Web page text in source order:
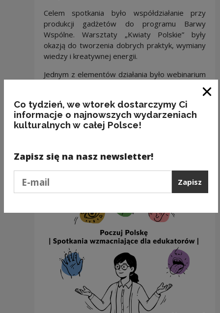
Celem spotkania było współdziałanie przy
produkcji gadżetów do programu Barwy
Wspólne. Warsztaty „Kwiaty Polskie” były
okazją do tworzenia dobrych praktyk, wymiany
wiedzy i kreatywnej energii.
Jednym z elementów działania było webinarium
„Rodzime kwiaty polskie”, które można
obejrzeć online na YouTube na kanale
NCKultury:
Webinarium "Rodzime kwiaty polskie"
Zobacz również
Co tydzień, we wtorek dostarczymy Ci
informacje o najnowszych wydarzeniach
kulturalnych w całej Polsce!
Zapisz się na nasz newsletter!
Zapisz